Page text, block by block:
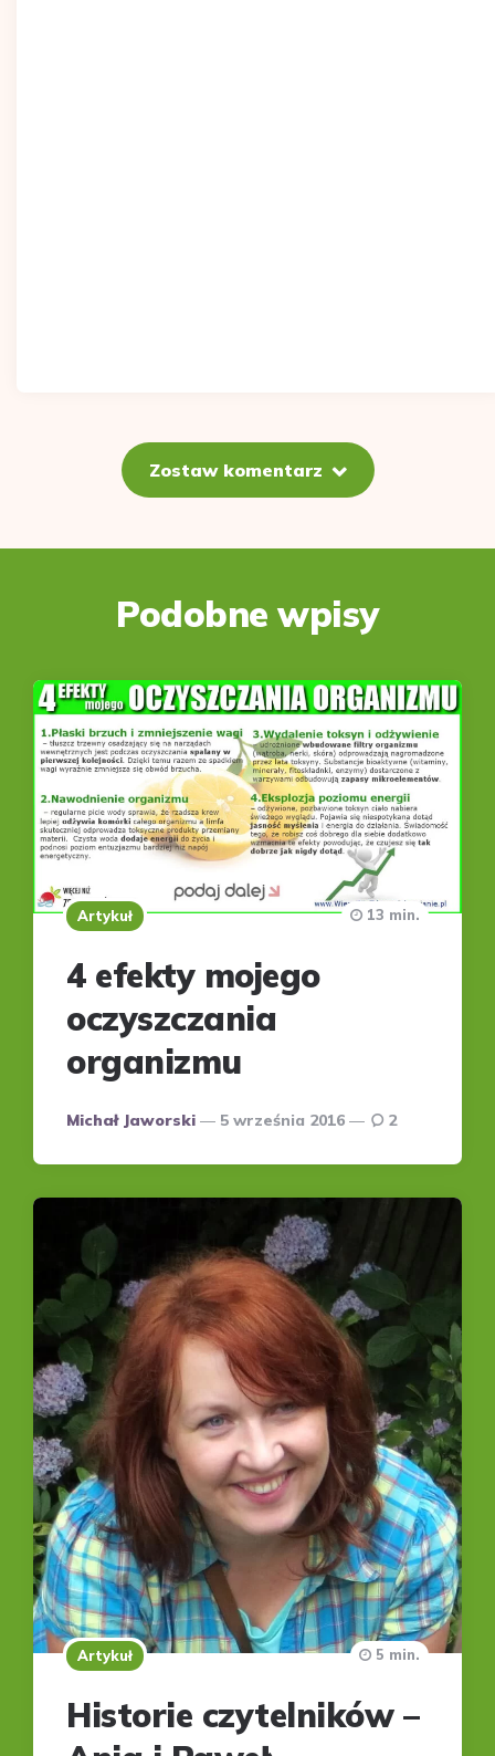
Zostaw komentarz
Podobne wpisy
Artykuł
4 efekty mojego
oczyszczania
organizmu
Posted
Michał Jaworski 5 września 2016
13 min.
2
Artykuł
Historie czytelników –
5 min.